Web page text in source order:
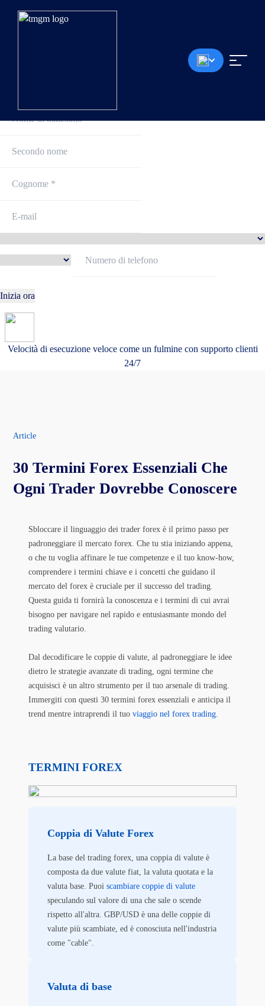
Inizia ora
Velocità di esecuzione veloce come un fulmine con supporto clienti
24/7
Article
30 Termini Forex Essenziali Che
Ogni Trader Dovrebbe Conoscere
Sbloccare il linguaggio dei trader forex è il primo passo per
padroneggiare il mercato forex. Che tu stia iniziando appena,
o che tu voglia affinare le tue competenze e il tuo know-how,
comprendere i termini chiave e i concetti che guidano il
mercato del forex è cruciale per il successo del trading.
Questa guida ti fornirà la conoscenza e i termini di cui avrai
bisogno per navigare nel rapido e entusiasmante mondo del
trading valutario.
Dal decodificare le coppie di valute, al padroneggiare le idee
dietro le strategie avanzate di trading, ogni termine che
acquisisci è un altro strumento per il tuo arsenale di trading.
Immergiti con questi 30 termini forex essenziali e anticipa il
trend mentre intraprendi il tuo viaggio nel forex trading.
TERMINI FOREX
Coppia di Valute Forex
La base del trading forex, una coppia di valute è
composta da due valute fiat, la valuta quotata e la
valuta base. Puoi scambiare coppie di valute
speculando sul valore di una che sale o scende
rispetto all'altra. GBP/USD è una delle coppie di
valute più scambiate, ed è conosciuta nell'industria
come "cable".
Valuta di base